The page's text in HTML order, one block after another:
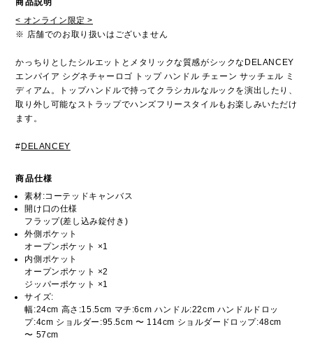
商品説明
< オンライン限定 >
※ 店舗でのお取り扱いはございません
かっちりとしたシルエットとメタリックな質感がシックなDELANCEY
エンパイア シグネチャーロゴ トップ ハンドル チェーン サッチェル ミ
ディアム。トップハンドルで持ってクラシカルなルックを演出したり、
取り外し可能なストラップでハンズフリースタイルもお楽しみいただけ
ます。
# DELANCEY
商品仕様
素材:コーテッドキャンバス
開け口の仕様
フラップ(差し込み錠付き)
外側ポケット
オープンポケット ×1
内側ポケット
オープンポケット ×2
ジッパーポケット ×1
サイズ:
幅:24cm 高さ:15.5cm マチ:6cm ハンドル:22cm ハンドルドロッ
プ:4cm ショルダー:95.5cm 〜 114cm ショルダードロップ:48cm
〜 57cm